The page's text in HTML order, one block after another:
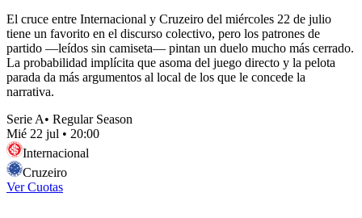
El cruce entre Internacional y Cruzeiro del miércoles 22 de julio
tiene un favorito en el discurso colectivo, pero los patrones de
partido —leídos sin camiseta— pintan un duelo mucho más cerrado.
La probabilidad implícita que asoma del juego directo y la pelota
parada da más argumentos al local de los que le concede la
narrativa.
Serie A• Regular Season
Mié 22 jul • 20:00
Internacional
Cruzeiro
Ver Cuotas